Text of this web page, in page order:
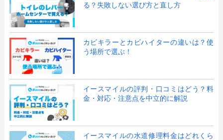
る？失敗しない選び方と直し方
カビキラーとカビハイターの違いは？使
う場所で選ぶ！
イースマイルの評判・口コミはどう？料
金・対応・注意点を中立的に解説
イースマイルの水道修理料金はどれくら